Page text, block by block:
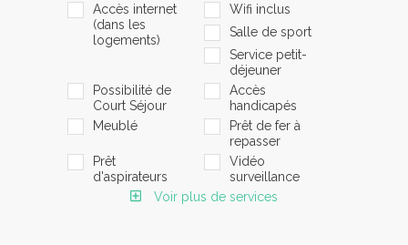
Accès internet
(dans les
logements)
Wifi inclus
Salle de sport
Service petit-
déjeuner
Possibilité de
Court Séjour
Accès
handicapés
Meublé
Prêt de fer à
repasser
Prêt
d'aspirateurs
Vidéo
surveillance
Voir plus de services